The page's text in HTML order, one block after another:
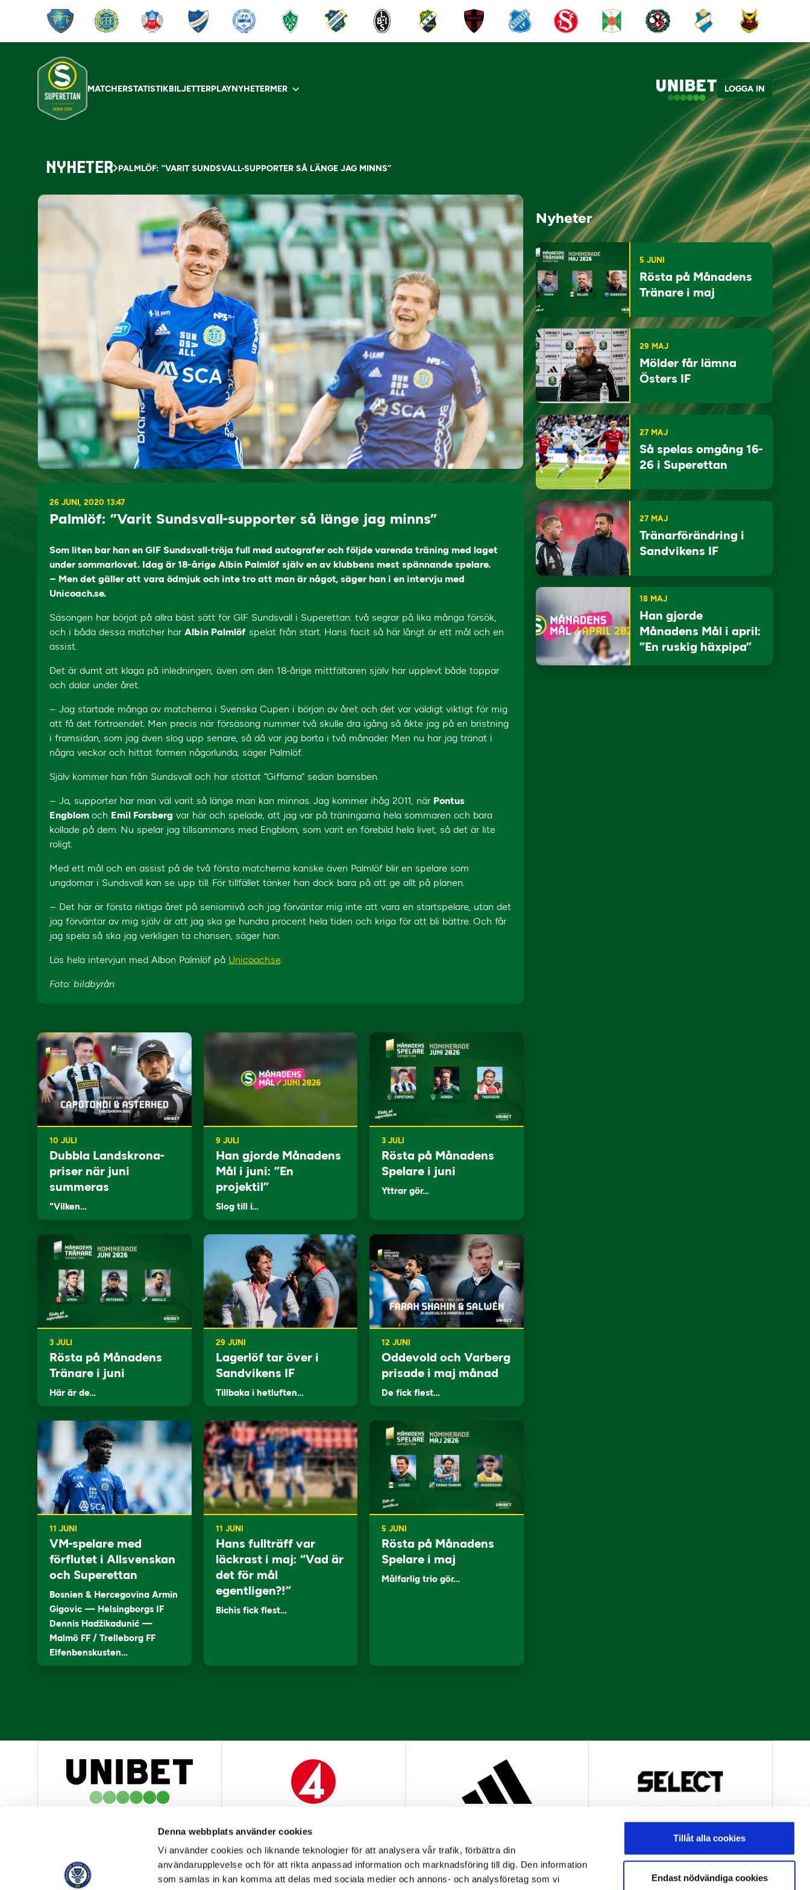
Denna webbplats använder cookies
Vi använder cookies och liknande teknologier för att analysera vår trafik, förbättra din
användarupplevelse och för att rikta anpassad information och marknadsföring till dig. Den information
som samlas in kan komma att delas med sociala medier och annons- och analysföretag som vi
Tillåt alla cookies
Endast nödvändiga cookies
MATCHERSTATISTIKBILJETTERPLAYNYHETERMER LOGGA IN
NYHETER PALMLÖF: ”VARIT SUNDSVALL-SUPPORTER SÅ LÄNGE JAG MINNS”
26 JUNI, 2020 13:47
Palmlöf: ”Varit Sundsvall-supporter så länge jag minns”
Som liten bar han en GIF Sundsvall-tröja full med autografer och följde varenda träning med laget
under sommarlovet. Idag är 18-årige Albin Palmlöf själv en av klubbens mest spännande spelare.
– Men det gäller att vara ödmjuk och inte tro att man är något, säger han i en intervju med
Unicoach.se.
Säsongen har börjat på allra bäst sätt för GIF Sundsvall i Superettan: två segrar på lika många försök,
och i båda dessa matcher har Albin Palmlöf spelat från start. Hans facit så här långt är ett mål och en
assist.
Det är dumt att klaga på inledningen, även om den 18-årige mittfältaren själv har upplevt både toppar
och dalar under året.
– Jag startade många av matcherna i Svenska Cupen i början av året och det var väldigt viktigt för mig
att få det förtroendet. Men precis när försäsong nummer två skulle dra igång så åkte jag på en bristning
i framsidan, som jag även slog upp senare, så då var jag borta i två månader. Men nu har jag tränat i
några veckor och hittat formen någorlunda, säger Palmlöf.
Själv kommer han från Sundsvall och har stöttat “Giffarna” sedan barnsben.
– Ja, supporter har man väl varit så länge man kan minnas. Jag kommer ihåg 2011, när Pontus
Engblom och Emil Forsberg var här och spelade, att jag var på träningarna hela sommaren och bara
kollade på dem. Nu spelar jag tillsammans med Engblom, som varit en förebild hela livet, så det är lite
roligt.
Med ett mål och en assist på de två första matcherna kanske även Palmlöf blir en spelare som
ungdomar i Sundsvall kan se upp till. För tillfället tänker han dock bara på att ge allt på planen.
– Det här är första riktiga året på seniornivå och jag förväntar mig inte att vara en startspelare, utan det
jag förväntar av mig själv är att jag ska ge hundra procent hela tiden och kriga för att bli bättre. Och får
jag spela så ska jag verkligen ta chansen, säger han.
Läs hela intervjun med Albon Palmlöf på Unicoach.se.
Foto: bildbyrån
10 JULI
Dubbla Landskrona-
priser när juni
summeras
"Vilken…
9 JULI
Han gjorde Månadens
Mål i juni: ”En
projektil”
Slog till i…
3 JULI
Rösta på Månadens
Spelare i juni
Yttrar gör…
3 JULI
Rösta på Månadens
Tränare i juni
Här är de…
29 JUNI
Lagerlöf tar över i
Sandvikens IF
Tillbaka i hetluften…
12 JUNI
Oddevold och Varberg
prisade i maj månad
De fick flest…
11 JUNI
VM-spelare med
förflutet i Allsvenskan
och Superettan
Bosnien & Hercegovina Armin
Gigovic — Helsingborgs IF
Dennis Hadžikadunić —
Malmö FF / Trelleborg FF
Elfenbenskusten…
11 JUNI
Hans fullträff var
läckrast i maj: “Vad är
det för mål
egentligen?!”
Bichis fick flest…
5 JUNI
Rösta på Månadens
Spelare i maj
Målfarlig trio gör…
Nyheter
5 JUNI
Rösta på Månadens
Tränare i maj
29 MAJ
Mölder får lämna
Östers IF
27 MAJ
Så spelas omgång 16-
26 i Superettan
27 MAJ
Tränarförändring i
Sandvikens IF
18 MAJ
Han gjorde
Månadens Mål i april:
”En ruskig häxpipa”